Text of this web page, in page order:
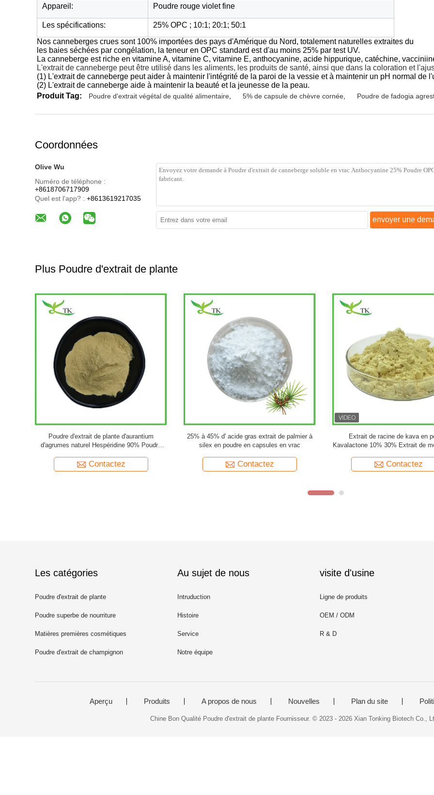
Appareil: Poudre rouge violet fine
Les spécifications:
25% OPC ; 10:1; 20:1; 50:1
Nos canneberges crues sont 100% importées des pays d'Amérique du Nord, totalement naturelles extraites du
les baies séchées par congélation, la teneur en OPC standard est d'au moins 25% par test UV.
La canneberge est riche en vitamine A, vitamine C, vitamine E, anthocyanine, acide hippurique, catéchine,
L'extrait de canneberge peut être utilisé dans les aliments, les produits de santé, ainsi que dans la coloration et
(1) L'extrait de canneberge peut aider à maintenir l'intégrité de la paroi de la vessie et à maintenir un pH normal de
(2) L'extrait de canneberge aide à maintenir la beauté et la jeunesse de la peau.
Produit Tag:
Poudre d'extrait végétal de qualité alimentaire 5% de capsule de chèvre cornée Poudre de fadogia
Coordonnées
Olive Wu
Numéro de téléphone :
+8618706717909
Quel est l'app? : +8613619217035
envoyer une
Plus Poudre d'extrait de plante
Poudre d'extrait de plante de ginseng naturel
10% à 80% Poudre de ginsénosides Panax
Contactez
Produit d'origine étrangère de la marque
Ginkgo Biloba en poudre
Contactez
Extrait de plante de ginkgo
poudre Flavones 24% Lactones
Contactez
Les catégories
Poudre d'extrait de plante
Poudre superbe de nourriture
Matières premières cosmétiques
Poudre d'extrait de champignon
Au sujet de nous
Intruduction
Histoire
Service
Notre équipe
visite d'usine
Ligne de produits
OEM / ODM
R & D
Aperçu Produits A propos de nous Nouvelles Plan du site
Chine Bon Qualité Poudre d'extrait de plante Fournisseur. © 2023 - 2026 Xian Tonking Biotech Co.,